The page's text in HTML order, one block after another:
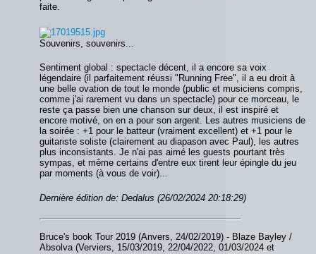
faite.
Souvenirs, souvenirs...
Sentiment global : spectacle décent, il a encore sa voix
légendaire (il parfaitement réussi "Running Free", il a eu droit à
une belle ovation de tout le monde (public et musiciens compris,
comme j'ai rarement vu dans un spectacle) pour ce morceau, le
reste ça passe bien une chanson sur deux, il est inspiré et
encore motivé, on en a pour son argent. Les autres musiciens de
la soirée : +1 pour le batteur (vraiment excellent) et +1 pour le
guitariste soliste (clairement au diapason avec Paul), les autres
plus inconsistants. Je n'ai pas aimé les guests pourtant très
sympas, et même certains d'entre eux tirent leur épingle du jeu
par moments (à vous de voir)...
Dernière édition de: Dedalus (26/02/2024 20:18:29)
Bruce's book Tour 2019 (Anvers, 24/02/2019) - Blaze Bayley /
Absolva (Verviers, 15/03/2019, 22/04/2022, 01/03/2024 et